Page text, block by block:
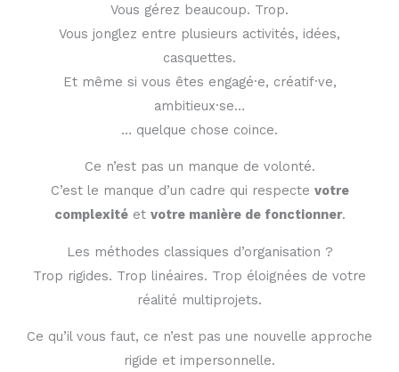
Vous gérez beaucoup. Trop.
Vous jonglez entre plusieurs activités, idées,
casquettes.
Et même si vous êtes engagé·e, créatif·ve,
ambitieux·se…
… quelque chose coince.
Ce n’est pas un manque de volonté.
C’est le manque d’un cadre qui respecte votre
complexitéet votre manière de fonctionner.
Les méthodes classiques d’organisation ?
Trop rigides. Trop linéaires. Trop éloignées de votre
réalité multiprojets.
Ce qu’il vous faut, ce n’est pas une nouvelle approche
rigide et impersonnelle.